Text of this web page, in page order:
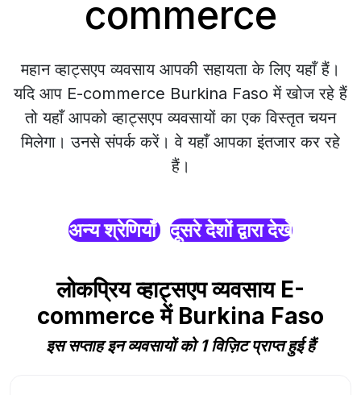
commerce
महान व्हाट्सएप व्यवसाय आपकी सहायता के लिए यहाँ हैं।
यदि आप E-commerce Burkina Faso में खोज रहे हैं
तो यहाँ आपको व्हाट्सएप व्यवसायों का एक विस्तृत चयन
मिलेगा। उनसे संपर्क करें। वे यहाँ आपका इंतजार कर रहे
हैं।
अन्य श्रेणियाँ दूसरे देशों द्वारा देखें
लोकप्रिय व्हाट्सएप व्यवसाय E-
commerce में Burkina Faso
इस सप्ताह इन व्यवसायों को 1 विज़िट प्राप्त हुई हैं